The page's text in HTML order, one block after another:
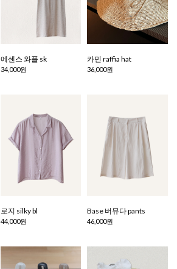
에센스 와플 sk
34,000원
카민 raffia hat
36,000원
로지 silky bl
44,000원
Base 버뮤다 pants
46,000원